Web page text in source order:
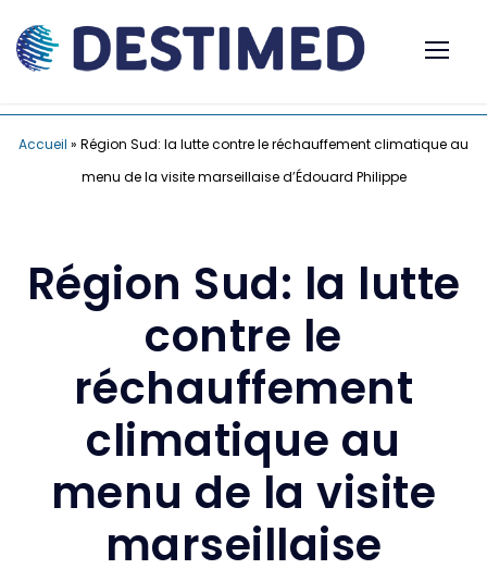
Accueil » Région Sud: la lutte contre le réchauffement climatique au
menu de la visite marseillaise d’Édouard Philippe
Région Sud: la lutte
contre le
réchauffement
climatique au
menu de la visite
marseillaise